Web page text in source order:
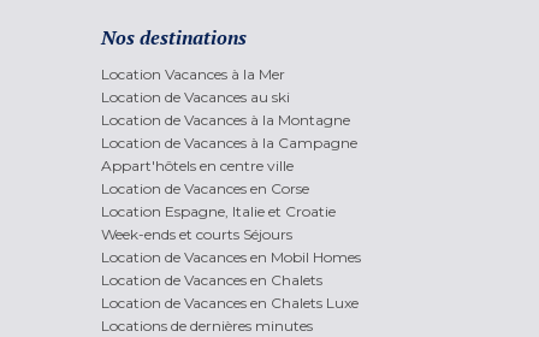
Nos destinations
Location Vacances à la Mer
Location de Vacances au ski
Location de Vacances à la Montagne
Location de Vacances à la Campagne
Appart'hôtels en centre ville
Location de Vacances en Corse
Location Espagne, Italie et Croatie
Week-ends et courts Séjours
Location de Vacances en Mobil Homes
Location de Vacances en Chalets
Location de Vacances en Chalets Luxe
Locations de dernières minutes